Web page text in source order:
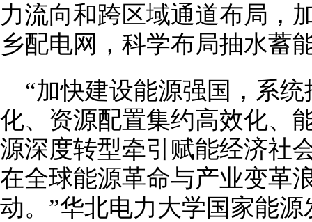
力流向和跨区域通道布局，
乡配电网，科学布局抽水蓄
“加快建设能源强国，系
化、资源配置集约高效化、
源深度转型牵引赋能经济社
在全球能源革命与产业变革
动。”华北电力大学国家能